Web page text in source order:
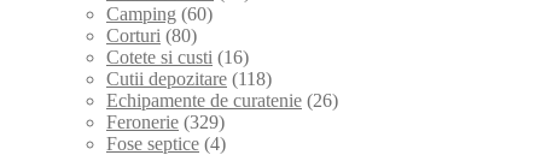
Camping (60)
Corturi (80)
Cotete si custi (16)
Cutii depozitare (118)
Echipamente de curatenie (26)
Feronerie (329)
Fose septice (4)